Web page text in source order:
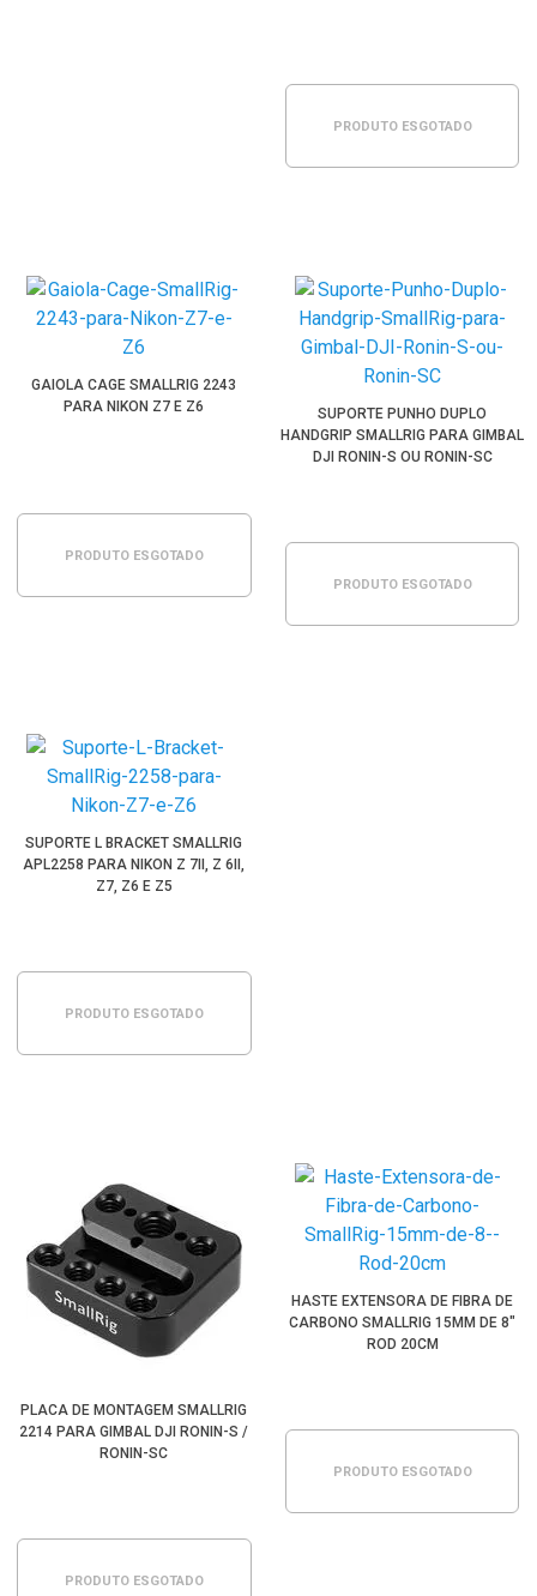
PRODUTO ESGOTADO
GAIOLA CAGE SMALLRIG 2243
PARA NIKON Z7 E Z6
PRODUTO ESGOTADO
SUPORTE PUNHO DUPLO
HANDGRIP SMALLRIG PARA GIMBAL
DJI RONIN-S OU RONIN-SC
PRODUTO ESGOTADO
SUPORTE L BRACKET SMALLRIG
APL2258 PARA NIKON Z 7II, Z 6II,
Z7, Z6 E Z5
PRODUTO ESGOTADO
PLACA DE MONTAGEM SMALLRIG
2214 PARA GIMBAL DJI RONIN-S /
RONIN-SC
PRODUTO ESGOTADO
HASTE EXTENSORA DE FIBRA DE
CARBONO SMALLRIG 15MM DE 8"
ROD 20CM
PRODUTO ESGOTADO